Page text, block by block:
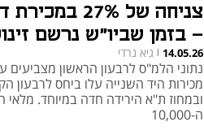
צניחה של
- בזמן שביו"ש נרשם
14.05.26
| גיא נרדי
נתוני הלמ"ס לרבעון הראשון
מכירות היד השנייה עלו ביחס לרבעון
ובמחוז ת"א הירידה חדה במיוחד.
ה-10,000